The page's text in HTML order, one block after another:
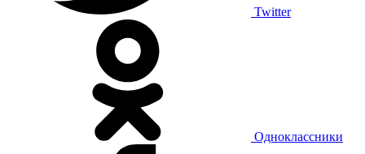
Twitter
Одноклассники